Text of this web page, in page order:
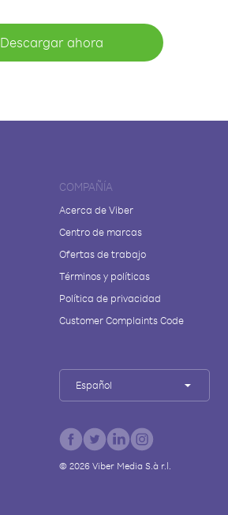
Descargar ahora
COMPAÑÍA
Acerca de Viber
Centro de marcas
Ofertas de trabajo
Términos y políticas
Política de privacidad
Customer Complaints Code
Español
© 2026Viber Media S.à r.l.